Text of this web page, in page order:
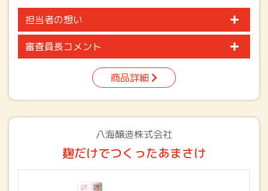
担当者の想い
審査員長コメント
商品詳細
八海醸造株式会社
麹だけでつくったあまさけ